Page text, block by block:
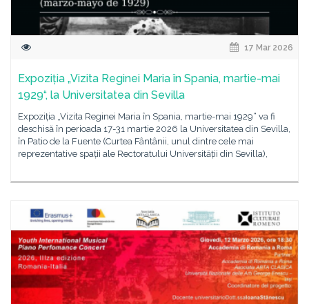
17 Mar 2026
Expoziția „Vizita Reginei Maria în Spania, martie-mai
1929“, la Universitatea din Sevilla
Expoziția „Vizita Reginei Maria în Spania, martie-mai 1929“ va fi
deschisă în perioada 17-31 martie 2026 la Universitatea din Sevilla,
în Patio de la Fuente (Curtea Fântânii, unul dintre cele mai
reprezentative spații ale Rectoratului Universității din Sevilla),